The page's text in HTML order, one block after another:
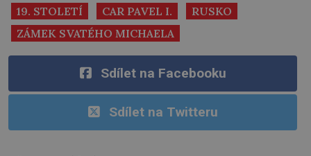
19. STOLETÍ CAR PAVEL I.
RUSKO
ZÁMEK SVATÉHO MICHAELA
Sdílet na Facebooku
Sdílet na Twitteru